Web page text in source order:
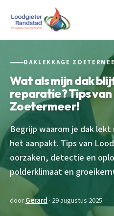
DAKLEKKAGE
Wat als mijn dak
reparatie? Tips
Zoetermeer!
Begrijp waarom je dak
het aanpakt. Tips van
oorzaken, detectie en
polderklimaat en
doorGerard · 29 augustus 2025